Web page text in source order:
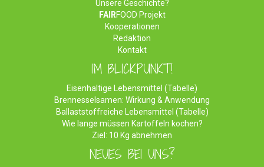
Unsere Geschichte?
FAIRFOOD Projekt
Kooperationen
Redaktion
Kontakt
IM BLICKPUNKT!
Eisenhaltige Lebensmittel (Tabelle)
Brennesselsamen: Wirkung & Anwendung
Ballaststoffreiche Lebensmittel (Tabelle)
Wie lange müssen Kartoffeln kochen?
Ziel: 10 Kg abnehmen
NEUES BEI UNS?